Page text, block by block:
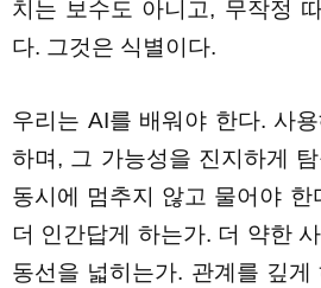
치는 보수도 아니고, 무작정
다. 그것은 식별이다.
우리는 AI를 배워야 한다. 사
하며, 그 가능성을 진지하게
동시에 멈추지 않고 물어야 한
더 인간답게 하는가. 더 약한
동선을 넓히는가. 관계를 깊